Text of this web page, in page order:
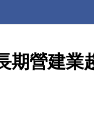
期營建業